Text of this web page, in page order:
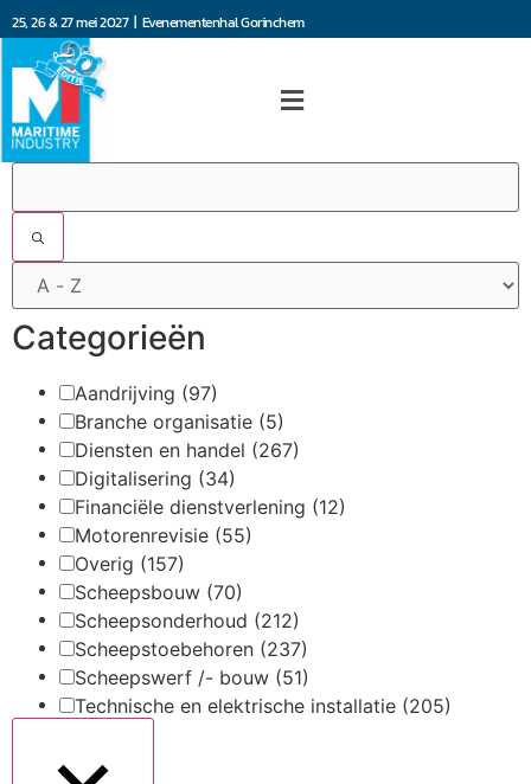
25, 26 & 27 mei 2027 | Evenementenhal Gorinchem
Categorieën
Aandrijving (97)
Branche organisatie (5)
Diensten en handel (267)
Digitalisering (34)
Financiële dienstverlening (12)
Motorenrevisie (55)
Overig (157)
Scheepsbouw (70)
Scheepsonderhoud (212)
Scheepstoebehoren (237)
Scheepswerf /- bouw (51)
Technische en elektrische installatie (205)